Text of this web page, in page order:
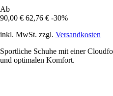
Ab
90,00 € 62,76 € -30%
inkl. MwSt. zzgl. Versandkosten
Sportliche Schuhe mit einer
und optimalen Komfort.